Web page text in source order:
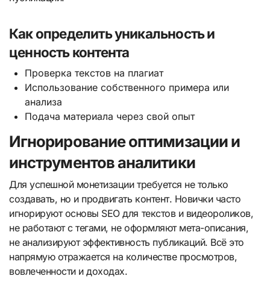
Как определить уникальность и
ценность контента
Проверка текстов на плагиат
Использование собственного примера или
анализа
Подача материала через свой опыт
Игнорирование оптимизации и
инструментов аналитики
Для успешной монетизации требуется не только
создавать, но и продвигать контент. Новички часто
игнорируют основы SEO для текстов и видеороликов,
не работают с тегами, не оформляют мета-описания,
не анализируют эффективность публикаций. Всё это
напрямую отражается на количестве просмотров,
вовлеченности и доходах.